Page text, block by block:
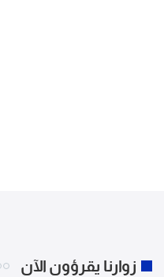
زوارنا يقرؤون الآن